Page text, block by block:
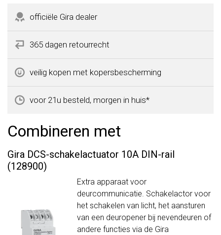
officiële Gira dealer
365 dagen retourrecht
veilig kopen met kopersbescherming
voor 21u besteld, morgen in huis*
Combineren met
Gira DCS-schakelactuator 10A DIN-rail
(128900)
Extra apparaat voor
deurcommunicatie. Schakelactor voor
het schakelen van licht, het aansturen
van een deuropener bij nevendeuren of
andere functies via de Gira